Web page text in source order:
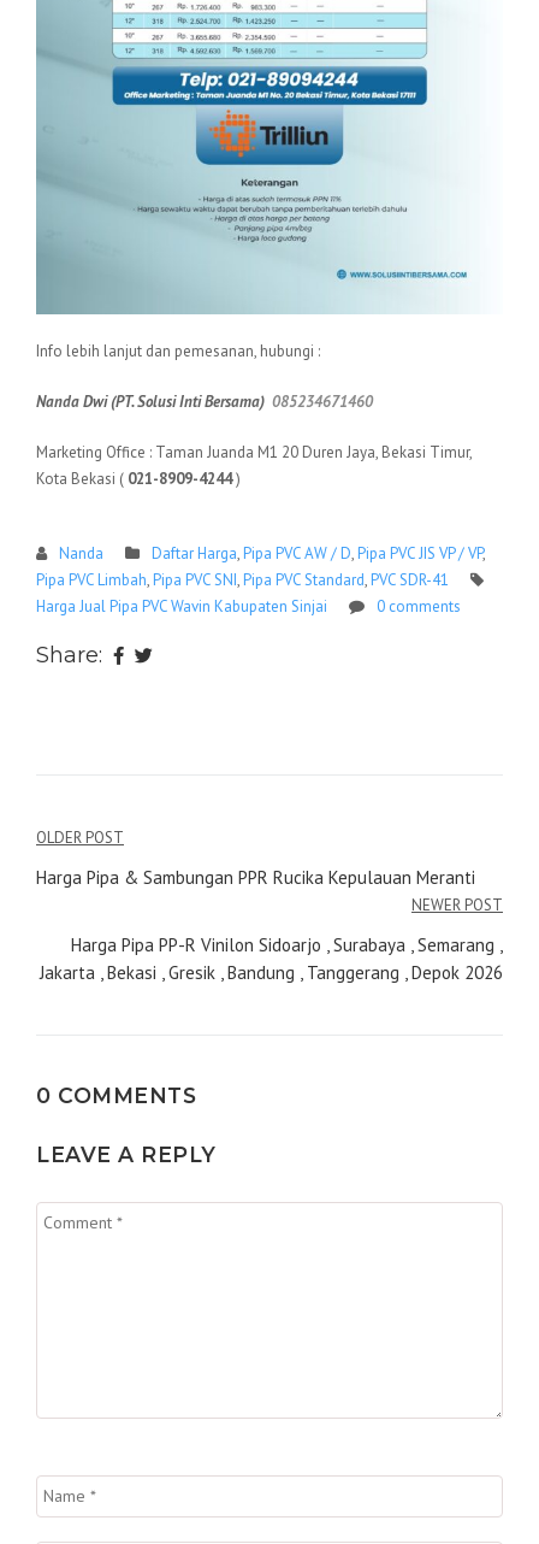
Info lebih lanjut dan pemesanan, hubungi :
Nanda Dwi (PT. Solusi Inti Bersama) 085234671460
Marketing Office : Taman Juanda M1 20 Duren Jaya, Bekasi Timur,
Kota Bekasi ( 021-8909-4244)
Nanda Daftar Harga,Pipa PVC AW / D,Pipa PVC JIS VP / VP,
Pipa PVC Limbah,Pipa PVC SNI,Pipa PVC Standard,PVC SDR-41
Harga Jual Pipa PVC Wavin Kabupaten Sinjai
0 comments
Share:
Navigasi
pos
OLDER POST
Harga Pipa & Sambungan PPR Rucika Kepulauan Meranti
NEWER POST
Harga Pipa PP-R Vinilon Sidoarjo , Surabaya , Semarang ,
Jakarta , Bekasi , Gresik , Bandung , Tanggerang , Depok 2026
0 COMMENTS
LEAVE A REPLY